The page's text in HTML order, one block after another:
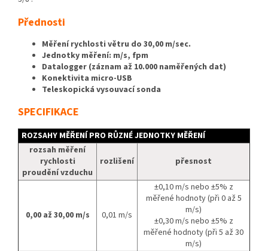
Přednosti
Měření rychlosti větru do 30,00 m/sec.
Jednotky měření: m/s, fpm
Datalogger (záznam až 10.000 naměřených dat)
Konektivita micro-USB
Teleskopická vysouvací sonda
SPECIFIKACE
ROZSAHY MĚŘENÍ PRO RŮZNÉ JEDNOTKY MĚŘENÍ
rozsah měření
rychlosti
proudění vzduchu
rozlišení přesnost
0,00 až 30,00 m/s 0,01 m/s
±0,10 m/s nebo ±5% z
měřené hodnoty (při 0 až 5
m/s)
±0,30 m/s nebo ±5% z
měřené hodnoty (při 5 až 30
m/s)